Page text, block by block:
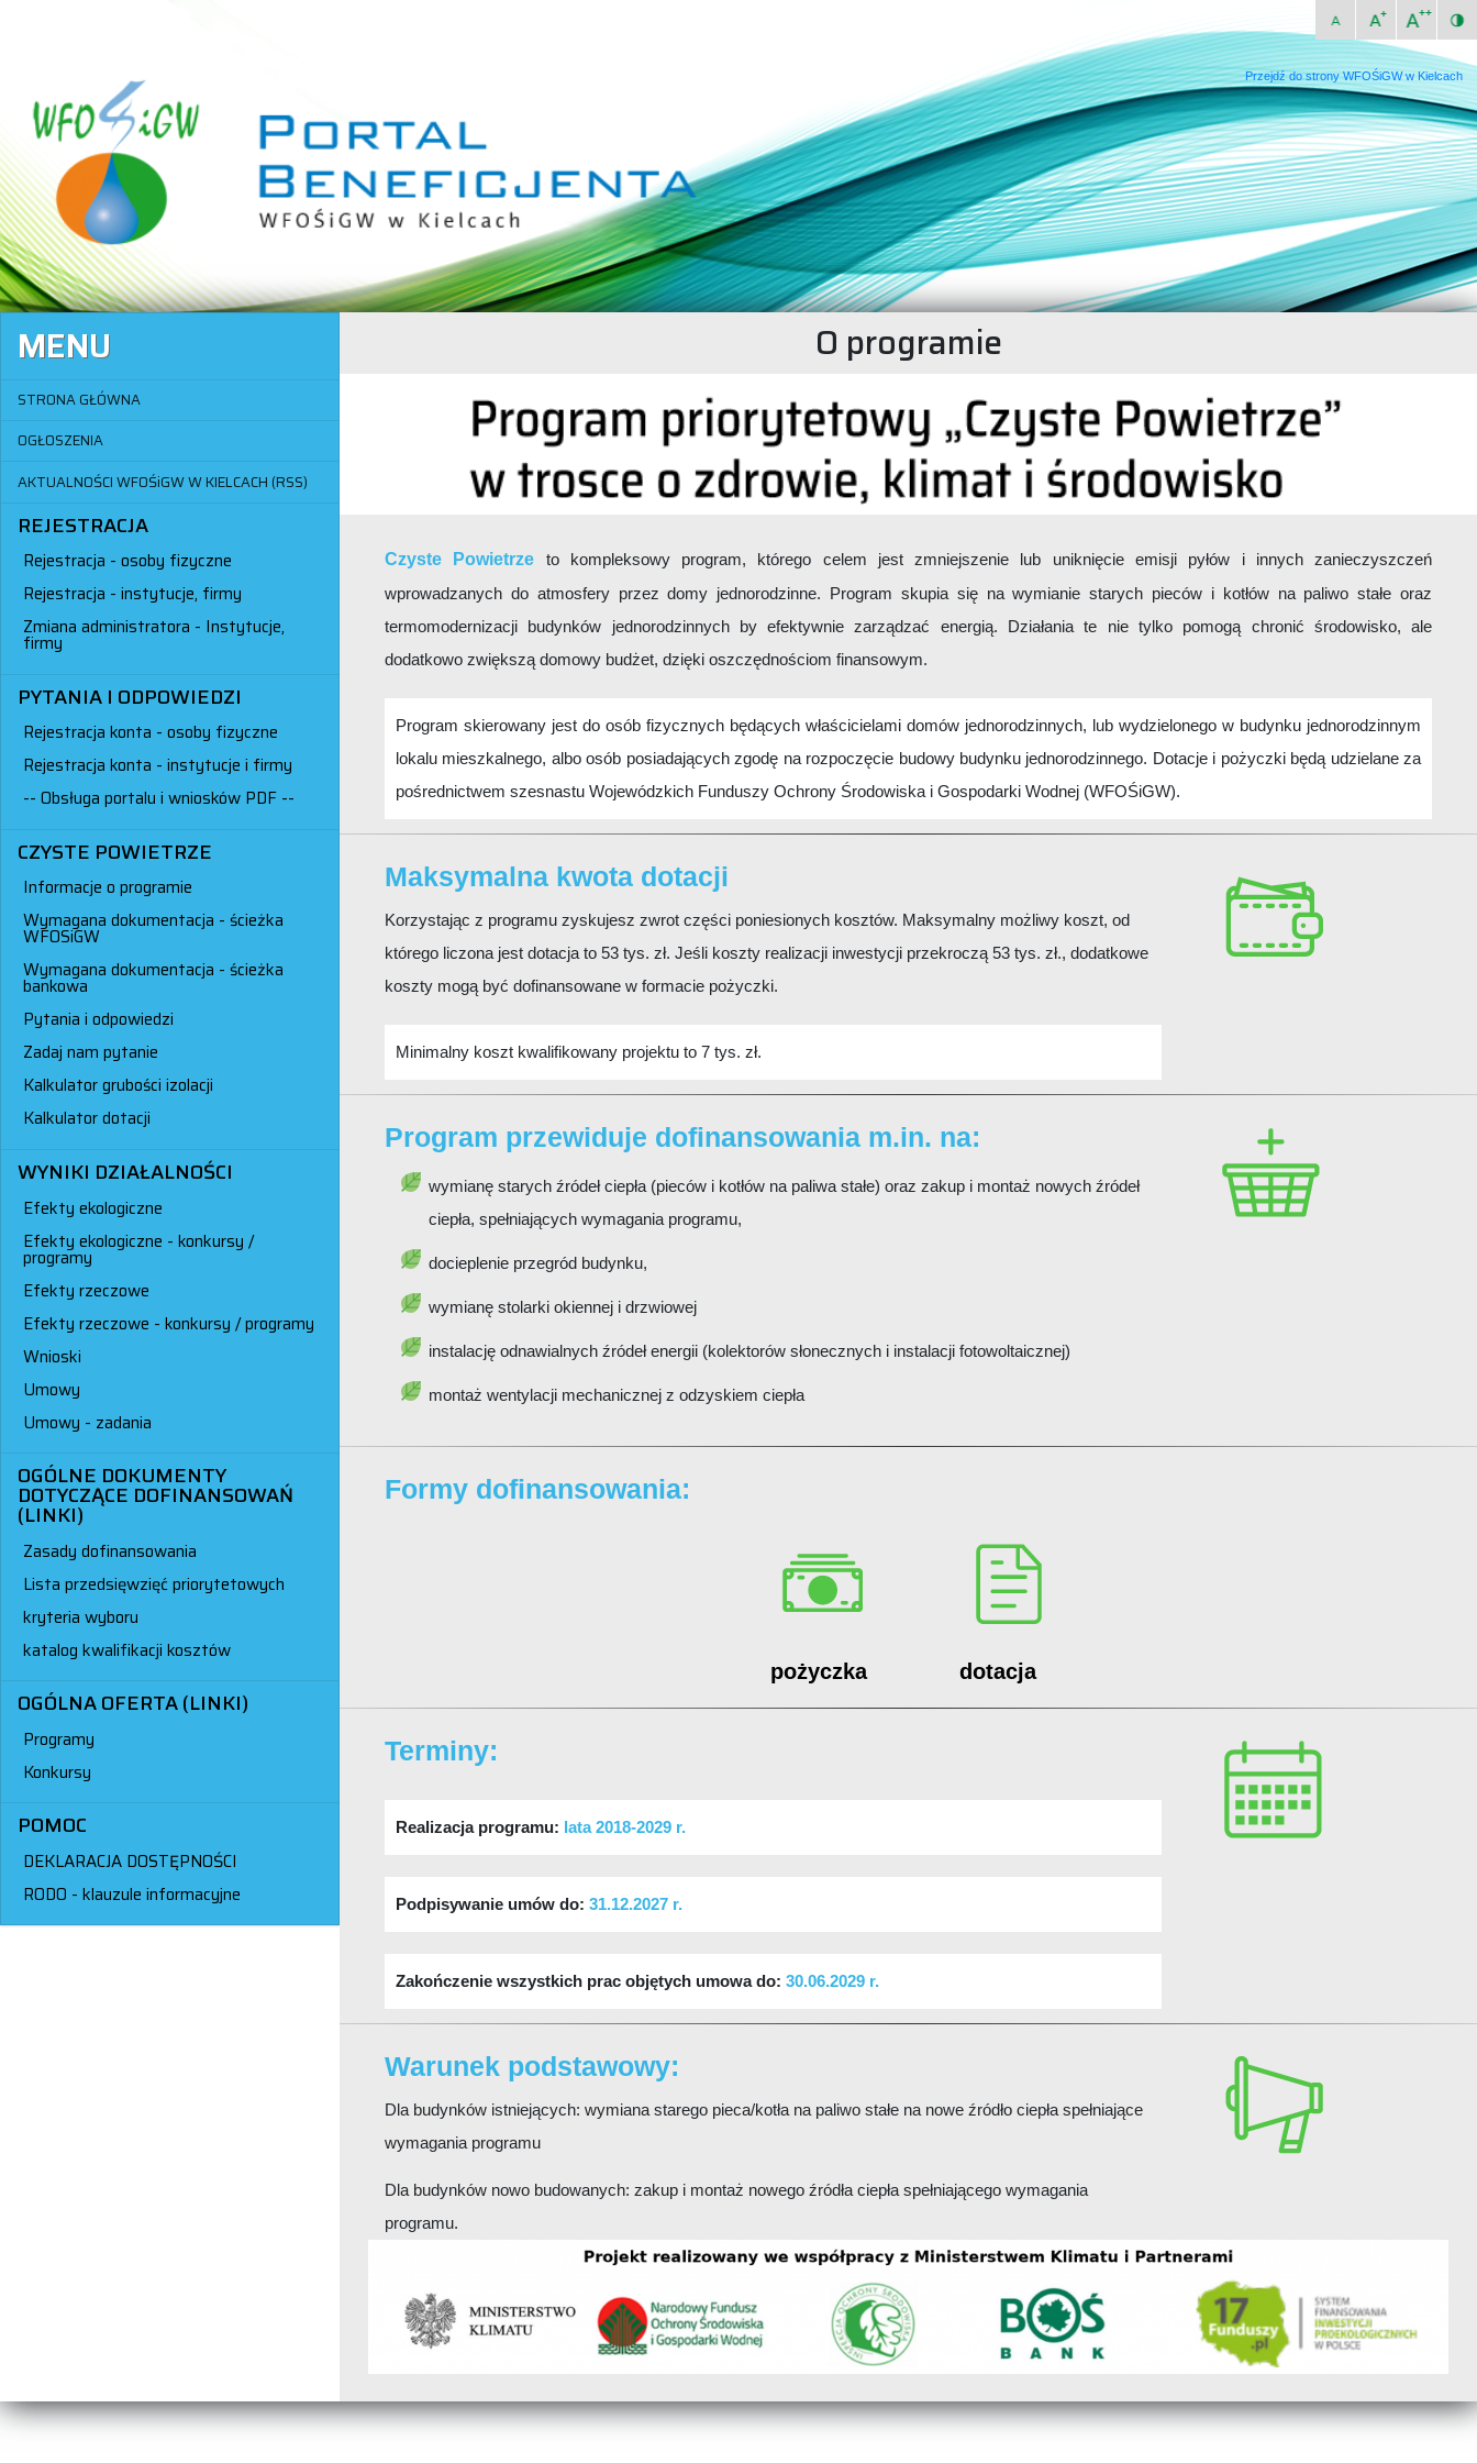
Przejdź do strony WFOŚiGW w Kielcach
MENU
STRONA GŁÓWNA
OGŁOSZENIA
AKTUALNOŚCI WFOŚiGW W KIELCACH (RSS)
REJESTRACJA
Rejestracja - osoby fizyczne
Rejestracja - instytucje, firmy
Zmiana administratora - Instytucje,
firmy
PYTANIA I ODPOWIEDZI
Rejestracja konta - osoby fizyczne
Rejestracja konta - instytucje i firmy
-- Obsługa portalu i wniosków PDF --
CZYSTE POWIETRZE
Informacje o programie
Wymagana dokumentacja - ścieżka
WFOSiGW
Wymagana dokumentacja - ścieżka
bankowa
Pytania i odpowiedzi
Zadaj nam pytanie
Kalkulator grubości izolacji
Kalkulator dotacji
WYNIKI DZIAŁALNOŚCI
Efekty ekologiczne
Efekty ekologiczne - konkursy /
programy
Efekty rzeczowe
Efekty rzeczowe - konkursy / programy
Wnioski
Umowy
Umowy - zadania
OGÓLNE DOKUMENTY
DOTYCZĄCE DOFINANSOWAŃ
(LINKI)
Zasady dofinansowania
Lista przedsięwzięć priorytetowych
kryteria wyboru
katalog kwalifikacji kosztów
OGÓLNA OFERTA (LINKI)
Programy
Konkursy
POMOC
DEKLARACJA DOSTĘPNOŚCI
RODO - klauzule informacyjne
O programie
Czyste Powietrze to kompleksowy program, którego celem jest zmniejszenie lub uniknięcie emisji pyłów i innych zanieczyszczeń
wprowadzanych do atmosfery przez domy jednorodzinne. Program skupia się na wymianie starych pieców i kotłów na paliwo stałe oraz
termomodernizacji budynków jednorodzinnych by efektywnie zarządzać energią. Działania te nie tylko pomogą chronić środowisko, ale
dodatkowo zwiększą domowy budżet, dzięki oszczędnościom finansowym.
Program skierowany jest do osób fizycznych będących właścicielami domów jednorodzinnych, lub wydzielonego w budynku jednorodzinnym
lokalu mieszkalnego, albo osób posiadających zgodę na rozpoczęcie budowy budynku jednorodzinnego. Dotacje i pożyczki będą udzielane za
pośrednictwem szesnastu Wojewódzkich Funduszy Ochrony Środowiska i Gospodarki Wodnej (WFOŚiGW).
Maksymalna kwota dotacji
Korzystając z programu zyskujesz zwrot części poniesionych kosztów. Maksymalny możliwy koszt, od
którego liczona jest dotacja to 53 tys. zł. Jeśli koszty realizacji inwestycji przekroczą 53 tys. zł., dodatkowe
koszty mogą być dofinansowane w formacie pożyczki.
Minimalny koszt kwalifikowany projektu to 7 tys. zł.
Program przewiduje dofinansowania m.in. na:
wymianę starych źródeł ciepła (pieców i kotłów na paliwa stałe) oraz zakup i montaż nowych źródeł
ciepła, spełniających wymagania programu,
docieplenie przegród budynku,
wymianę stolarki okiennej i drzwiowej
instalację odnawialnych źródeł energii (kolektorów słonecznych i instalacji fotowoltaicznej)
montaż wentylacji mechanicznej z odzyskiem ciepła
Formy dofinansowania:
pożyczka dotacja
Terminy:
Realizacja programu: lata 2018-2029 r.
Podpisywanie umów do: 31.12.2027 r.
Zakończenie wszystkich prac objętych umowa do: 30.06.2029 r.
Warunek podstawowy:
Dla budynków istniejących: wymiana starego pieca/kotła na paliwo stałe na nowe źródło ciepła spełniające
wymagania programu
Dla budynków nowo budowanych: zakup i montaż nowego źródła ciepła spełniającego wymagania
programu.